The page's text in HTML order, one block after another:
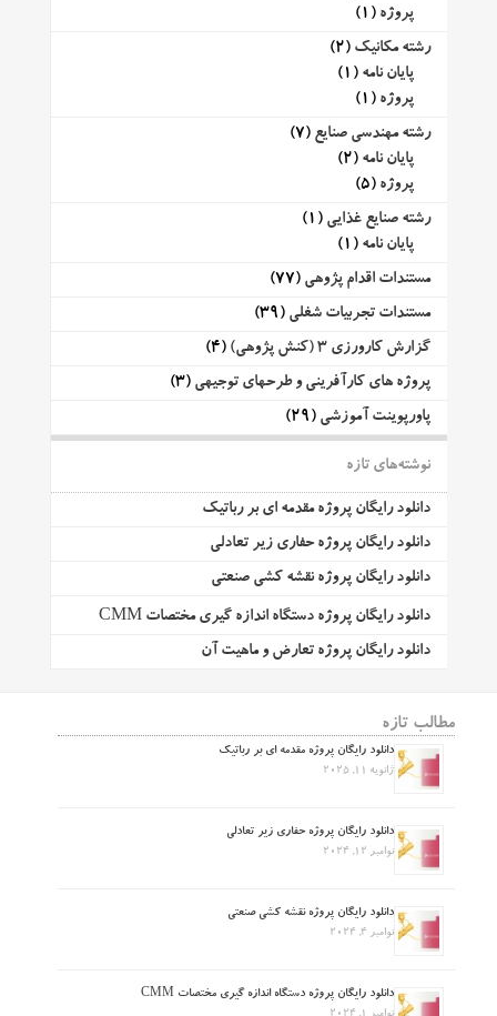
پروژه (1)
رشته مکانیک (2)
پایان نامه (1)
پروژه (1)
رشته مهندسی صنایع (7)
پایان نامه (2)
پروژه (5)
رشته صنایع غذایی (1)
پایان نامه (1)
مستندات اقدام پژوهی (77)
مستندات تجربیات شغلی (39)
گزارش کارورزی 3 (کنش پژوهی)
(4)
پروژه های کارآفرینی و طرحهای توجیهی (3)
پاورپوینت آموزشی (29)
نوشته‌های تازه
دانلود رایگان پروژه مقدمه ای بر رباتیک
دانلود رایگان پروژه حفاری زیر تعادلی
دانلود رایگان پروژه نقشه کشی صنعتی
دانلود رایگان پروژه دستگاه اندازه گیری مختصات CMM
دانلود رایگان پروژه تعارض و ماهیت آن
مطالب تازه
دانلود رایگان پروژه مقدمه ای بر رباتیک
ژانویه 11, 2025
دانلود رایگان پروژه حفاری زیر تعادلی
نوامبر 12, 2024
دانلود رایگان پروژه نقشه کشی صنعتی
نوامبر 4, 2024
دانلود رایگان پروژه دستگاه اندازه گیری مختصات CMM